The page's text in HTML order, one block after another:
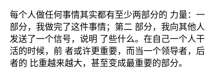
每个人做任何事情其实都有至少两部分的 力量：一
部分，我做完了这件事情；第二 部分，我向其他人
发送了一个信号，说明 了些什么。在自己一个人干
活的时候，前 者或许更重要，而当一个领导者，后
者的 比重越来越大，甚至变成最重要的部分。